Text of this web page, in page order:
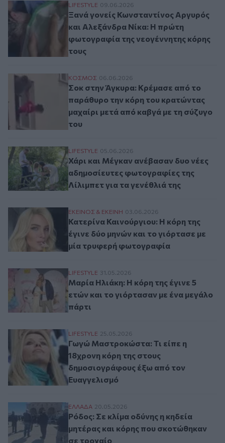
Ξανά γονείς Κωνσταντίνος Αργυρός και
LIFESTYLE 09.06.2026
Ξανά γονείς Κωνσταντίνος Αργυρός
και Αλεξάνδρα Νίκα: Η πρώτη
φωτογραφία της νεογέννητης κόρης
τους
Σοκ στην Άγκυρα: Κρέμασε από το
ΚΟΣΜΟΣ 06.06.2026
Σοκ στην Άγκυρα: Κρέμασε από το
παράθυρο την κόρη του κρατώντας
μαχαίρι μετά από καβγά με τη σύζυγο
του
Χάρι και Μέγκαν ανέβασαν δυο νέες
LIFESTYLE 05.06.2026
Χάρι και Μέγκαν ανέβασαν δυο νέες
αδημοσίευτες φωτογραφίες της
Λίλιμπετ για τα γενέθλιά της
Κατερίνα Καινούργιου: Η κόρη της
ΕΚΕΙΝΟΣ & ΕΚΕΙΝΗ 03.06.2026
Κατερίνα Καινούργιου: Η κόρη της
έγινε δύο μηνών και το γιόρτασε με
μία τρυφερή φωτογραφία
Μαρία Ηλιάκη: Η κόρη της έγινε 5 ετών
LIFESTYLE 31.05.2026
Μαρία Ηλιάκη: Η κόρη της έγινε 5
ετών και το γιόρτασαν με ένα μεγάλο
πάρτι
Γωγώ Μαστροκώστα: Τι είπε η 18χρονη
LIFESTYLE 25.05.2026
Γωγώ Μαστροκώστα: Τι είπε η
18χρονη κόρη της στους
δημοσιογράφους έξω από τον
Ευαγγελισμό
Ρόδος: Σε κλίμα οδύνης η κηδεία
ΕΛΛAΔΑ 20.05.2026
Ρόδος: Σε κλίμα οδύνης η κηδεία
μητέρας και κόρης που σκοτώθηκαν
σε τροχαίο